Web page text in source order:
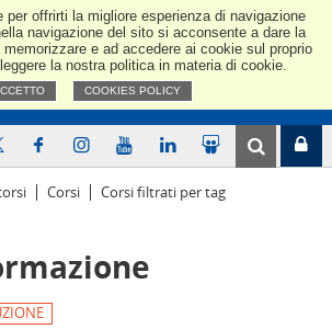
offrirti la migliore esperienza di navigazione
navigazione del sito si acconsente a dare la
e ad accedere ai cookie sul proprio
la nostra politica in materia di cookie.
COOKIES POLICY
Corsi Corsi filtrati per tag